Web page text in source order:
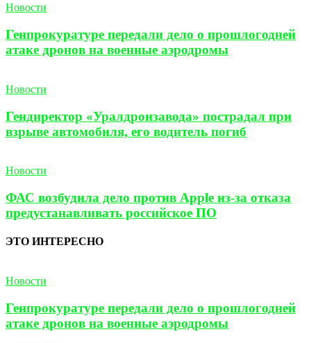
Новости
Генпрокуратуре передали дело о прошлогодней
атаке дронов на военные аэродромы
Новости
Гендиректор «Уралдронзавода» пострадал при
взрыве автомобиля, его водитель погиб
Новости
ФАС возбудила дело против Apple из-за отказа
предустанавливать российское ПО
ЭТО ИНТЕРЕСНО
Новости
Генпрокуратуре передали дело о прошлогодней
атаке дронов на военные аэродромы